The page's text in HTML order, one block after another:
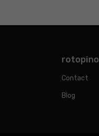
rotopino
Contact
Blog